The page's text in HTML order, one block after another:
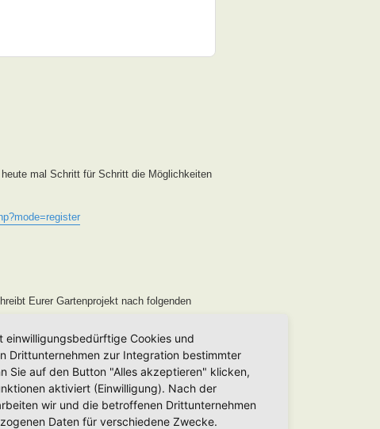
mal Schritt für Schritt die Möglichkeiten
Eurer Gartenprojekt nach folgenden
viewforum.php?f=94und trage ihn in
er von mir auf der FB-Seite, FB-Gruppe
eine Vorstellungnichtgewünscht sein,
MM-YY] versehen, eine Eintragung in die
und Entwicklungszeit (Alle Informationen
einwilligungsbedürftige Cookies und
Drittunternehmen zur Integration bestimmter
Sie auf den Button "Alles akzeptieren" klicken,
aktiviert (Einwilligung). Nach der
wir und die betroffenen Drittunternehmen
Daten für verschiedene Zwecke.